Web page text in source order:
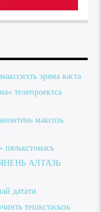
эряма васта
телепроектса
максозь
АЛТАЗЬ
датати
тешкстасызь